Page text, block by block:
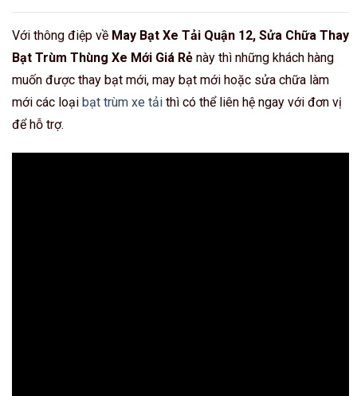
Với thông điệp về May Bạt Xe Tải Quận 12, Sửa Chữa Thay
Bạt Trùm Thùng Xe Mới Giá Rẻ này thì những khách hàng
muốn được thay bạt mới, may bạt mới hoặc sửa chữa làm
mới các loại bạt trùm xe tải thì có thể liên hệ ngay với đơn vị
để hỗ trợ.